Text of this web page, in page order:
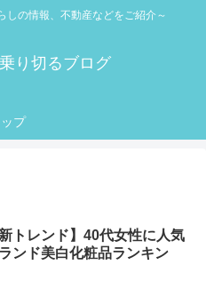
しの情報、不動産などをご紹介～
り切るブログ
ップ
新トレンド】40代女性に人気
ンド美白化粧品ランキン